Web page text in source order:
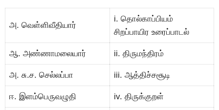
அ. வெள்ளிவீதியார்
i. தொல்காப்பியம்
சிறப்பாயிர உரைப்பாடல்
ஆ. அண்ணாமலையார் ii. திருமந்திரம்
அ. சு.ச. செல்லப்பா iii. ஆத்திச்சசூடி
ஈ. இளம்பெருவழுதி iv. திருக்குறள்